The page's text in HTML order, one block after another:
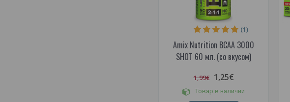
Amix Nutrition BCAA 3000
SHOT 60 мл. (со вкусом)
(1)
1,99€ 1,25€
Товар в наличии